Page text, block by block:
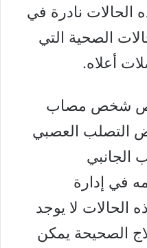
الحالات نادرة في
الصحية التي
أعلاه.
شخص مصاب
التصلب العصبي
الجانبي
في إدارة
لا يوجد
الصحيحة يمكن